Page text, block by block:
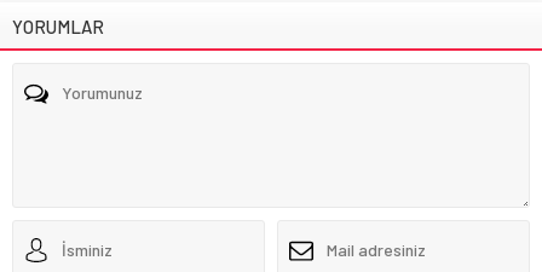
YORUMLAR